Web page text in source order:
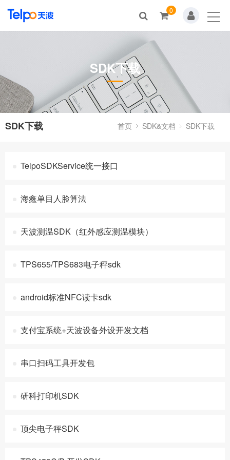
视频展示
解决方案
帮助中心
SDK&文档
问答中心
0
SDK下载
SDK下载 首页 SDK&文档 SDK下载
TelpoSDKService统一接口
海鑫单目人脸算法
天波测温SDK（红外感应测温模块）
TPS655/TPS683电子秤sdk
android标准NFC读卡sdk
支付宝系统+天波设备外设开发文档
串口扫码工具开发包
研科打印机SDK
顶尖电子秤SDK